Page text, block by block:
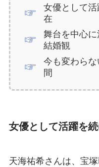
女優として
在
舞台を中心
結婚観
今も変わら
間
女優として活躍を
天海祐希さんは、宝